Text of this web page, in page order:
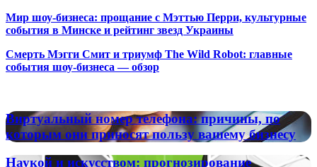
Мир шоу-бизнеса: прощание с Мэттью Перри, культурные
события в Минске и рейтинг звезд Украины
Смерть Мэгги Смит и триумф The Wild Robot: главные
события шоу-бизнеса — обзор
Виртуальный
номер
телефона:
причины,
Виртуальный номер телефона: причины, по
которым они приносят пользу вашему бизнесу
Наукой
Наукой и искусством: прогнозирование